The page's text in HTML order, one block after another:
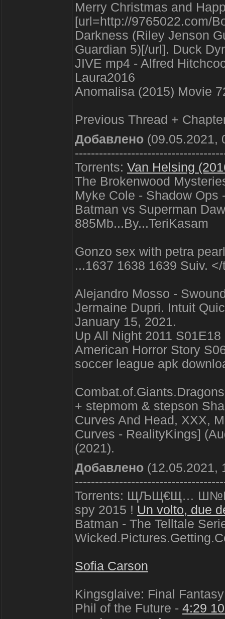
Merry Christmas and
[url=http://9765022.com/
Darkness (Riley Jenson
Guardian 5)[/url]. Duck
JIVE mp4 - Alfred
Laura2016
Anomalisa (2015) Movie
Previous Thread +
Добавлено (09.05.2021,
Torrents: Van Helsing
The Brokenwood
Myke Cole - Shadow Ops
Batman vs Superman
885Mb...By...TeriKasam
Gonzo sex with petra
...1637 1638 1639 Suiv.
Alejandro Mosso -
Jermaine Dupri. Intuit
January 15, 2021.
Up All Night 2011
American Horror Story
soccer league apk
+ stepmom & stepson
Curves And Head, XXX,
Curves - RealityKings]
(2021).
Добавлено (12.05.2021,
Torrents: ЩЉЩ€Щ…
spy 2015 ! Un volto, due
Batman - The Telltale
Sofia Carson
Kingsglaive: Final Fantasy
Phil of the Future - 4:29